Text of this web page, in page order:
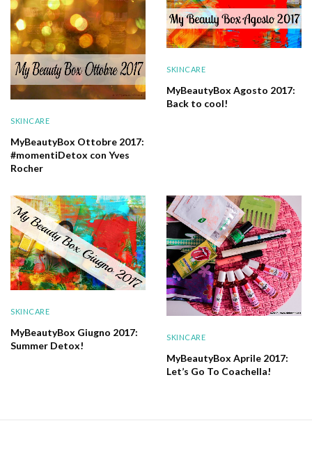
SKINCARE
MyBeautyBox Ottobre 2017:
#momentiDetox con Yves
Rocher
SKINCARE
MyBeautyBox Agosto 2017:
Back to cool!
SKINCARE
MyBeautyBox Giugno 2017:
Summer Detox!
SKINCARE
MyBeautyBox Aprile 2017:
Let’s Go To Coachella!